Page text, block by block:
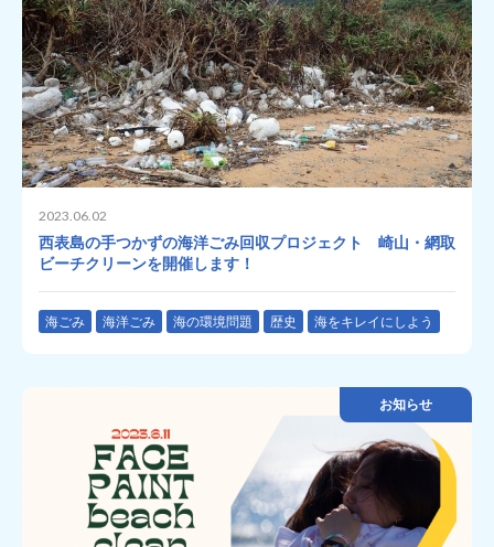
2023.06.02
西表島の手つかずの海洋ごみ回収プロジェクト 崎山・網取
ビーチクリーンを開催します！
海ごみ 海洋ごみ 海の環境問題 歴史 海をキレイにしよう
お知らせ